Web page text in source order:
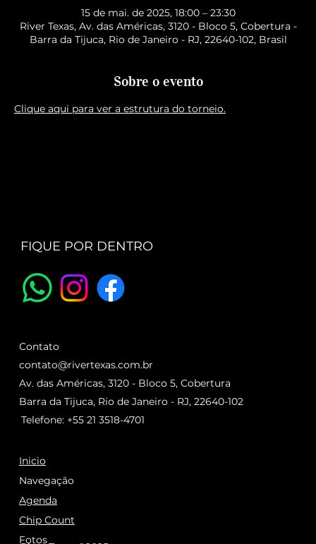
15 de mai. de 2025, 18:00 – 23:30
River Texas, Av. das Américas, 3120 - Bloco 5, Cobertura -
Barra da Tijuca, Rio de Janeiro - RJ, 22640-102, Brasil
Sobre o evento
Clique aqui para ver a estrutura do torneio.
FIQUE POR DENTRO
Inicio
Agenda
Chip Count
Navegação
Fotos
Contato
contato@rivertexas.com.br
Telefone: +55 21 3518-4701
Av. das Américas, 3120 - Bloco 5, Cobertura
Barra da Tijuca, Rio de Janeiro - RJ, 22640-102